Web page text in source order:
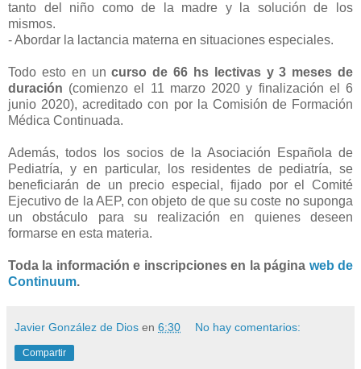
tanto del niño como de la madre y la solución de los
mismos.
- Abordar la lactancia materna en situaciones especiales.
Todo esto en uncurso de 66 hs lectivas y 3 meses de
duración (comienzo el 11 marzo 2020 y finalización el 6
junio 2020), acreditado con por la Comisión de Formación
Médica Continuada.
Además, todos los socios de la Asociación Española de
Pediatría, y en particular, los residentes de pediatría, se
beneficiarán de un precio especial, fijado por el Comité
Ejecutivo de la AEP, con objeto de que su coste no suponga
un obstáculo para su realización en quienes deseen
formarse en esta materia.
Toda la información e inscripciones en la página web de
Continuum.
Javier González de Dios en 6:30 No hay comentarios:
Compartir